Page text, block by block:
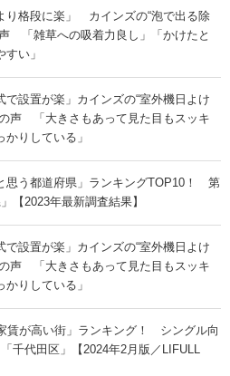
り格段に楽」 カインズの“泡で出る除
「雑草への吸着力良し」「かけたと
すい」
で設置が楽」カインズの“室外機日よけ
声 「大きさもあって見た目もスッキ
かりしている」
思う都道府県」ランキングTOP10！ 第
【2023年最新調査結果】
で設置が楽」カインズの“室外機日よけ
声 「大きさもあって見た目もスッキ
かりしている」
賃が高い街」ランキング！ シングル向
千代田区」【2024年2月版／LIFULL